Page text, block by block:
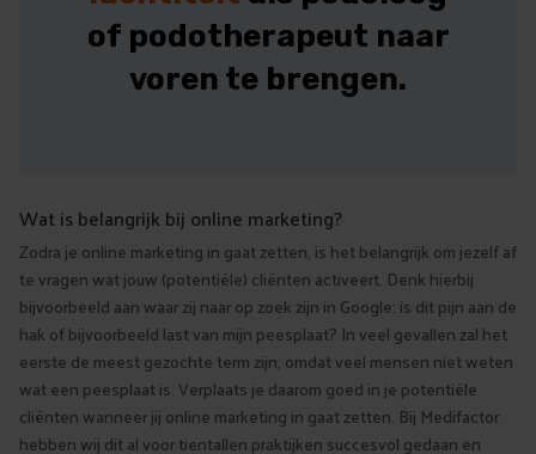
of podotherapeut naar
voren te brengen.
Wat is belangrijk bij online marketing?
Zodra je online marketing in gaat zetten, is het belangrijk om jezelf af
te vragen wat jouw (potentiële) cliënten activeert. Denk hierbij
bijvoorbeeld aan waar zij naar op zoek zijn in Google: is dit pijn aan de
hak of bijvoorbeeld last van mijn peesplaat? In veel gevallen zal het
eerste de meest gezochte term zijn, omdat veel mensen niet weten
wat een peesplaat is. Verplaats je daarom goed in je potentiële
cliënten wanneer jij online marketing in gaat zetten. Bij Medifactor
hebben wij dit al voor tientallen praktijken succesvol gedaan en